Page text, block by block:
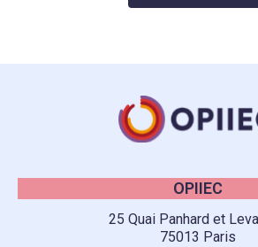
OPIIEC
25 Quai Panhard et
75013 Paris